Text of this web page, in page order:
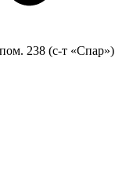
238 (с-т «Спар»)